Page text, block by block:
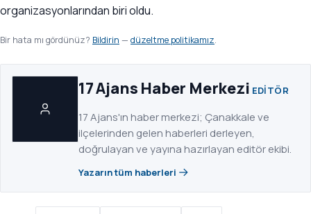
organizasyonlarından biri oldu.
Bir hata mı gördünüz? Bildirin — düzeltme politikamız.
17 Ajans Haber Merkezi EDITÖR
17 Ajans'ın haber merkezi; Çanakkale ve
ilçelerinden gelen haberleri derleyen,
doğrulayan ve yayına hazırlayan editör ekibi.
Yazarın tüm haberleri